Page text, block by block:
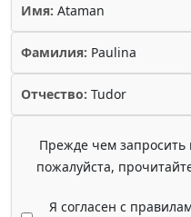
Имя: Ataman
Фамилия: Paulina
Отчество: Tudor
Прежде чем запросить
пожалуйста,
Я согласен с